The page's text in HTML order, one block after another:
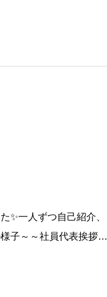
✨一人ずつ自己紹介、
子～～社員代表挨拶の